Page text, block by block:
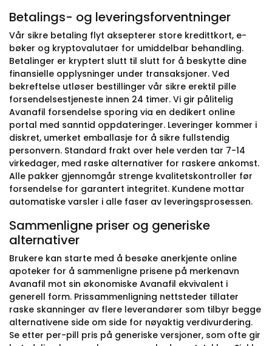
Betalings- og leveringsforventninger
Vår sikre betaling flyt aksepterer store kredittkort, e-
bøker og kryptovalutaer for umiddelbar behandling.
Betalinger er kryptert slutt til slutt for å beskytte dine
finansielle opplysninger under transaksjoner. Ved
bekreftelse utløser bestillinger vår sikre erektil pille
forsendelsestjeneste innen 24 timer. Vi gir pålitelig
Avanafil forsendelse sporing via en dedikert online
portal med sanntid oppdateringer. Leveringer kommer i
diskret, umerket emballasje for å sikre fullstendig
personvern. Standard frakt over hele verden tar 7-14
virkedager, med raske alternativer for raskere ankomst.
Alle pakker gjennomgår strenge kvalitetskontroller før
forsendelse for garantert integritet. Kundene mottar
automatiske varsler i alle faser av leveringsprosessen.
Sammenligne priser og generiske
alternativer
Brukere kan starte med å besøke anerkjente online
apoteker for å sammenligne prisene på merkenavn
Avanafil mot sin økonomiske Avanafil ekvivalent i
generell form. Prissammenligning nettsteder tillater
raske skanninger av flere leverandører som tilbyr begge
alternativene side om side for nøyaktig verdivurdering.
Se etter per-pill pris på generiske versjoner, som ofte gir